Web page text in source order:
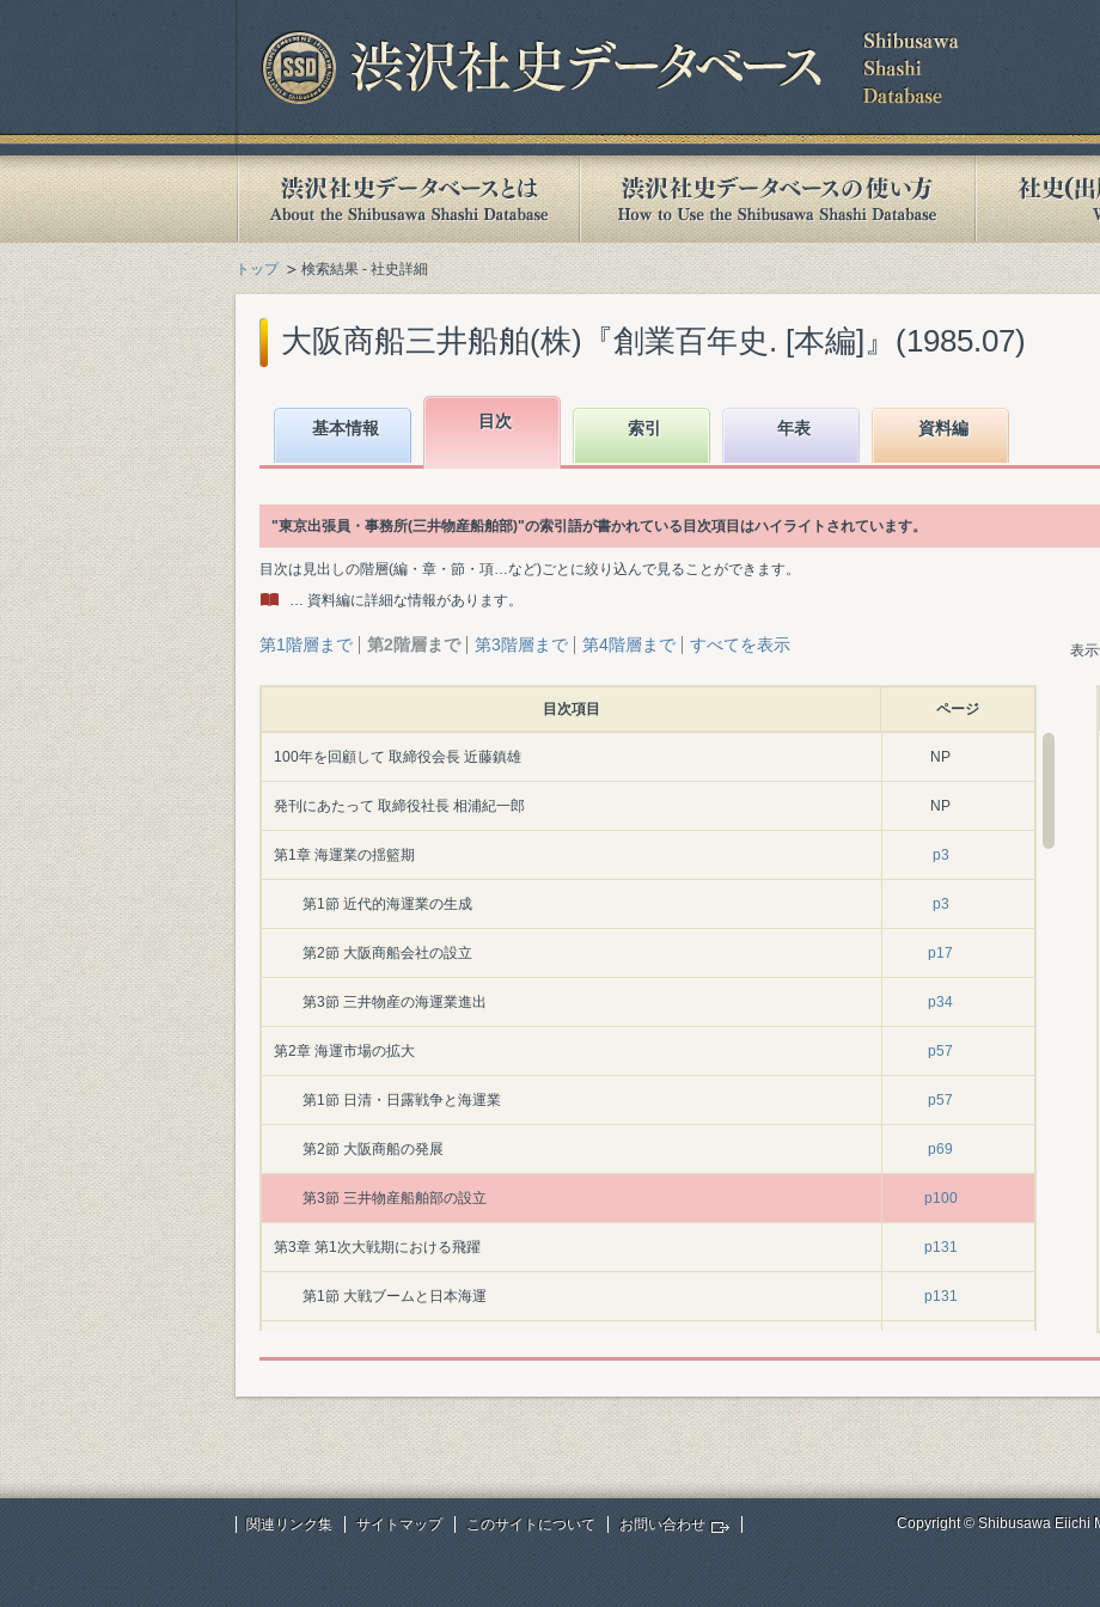
トップ 検索結果 - 社史詳細
大阪商船三井船舶(株)『創業百年史. [本編]』(1985.07)
基本情報 目次 索引 年表 資料編
"東京出張員・事務所(三井物産船舶部)"の索引語が書かれている目次項目はハイライトされています。
目次は見出しの階層(編・章・節・項…など)ごとに絞り込んで見ることができます。
… 資料編に詳細な情報があります。
第1階層まで 第2階層まで 第3階層まで 第4階層まで すべてを表示 表
目次項目 ページ
100年を回顧して 取締役会長 近藤鎮雄 NP
発刊にあたって 取締役社長 相浦紀一郎 NP
第1章 海運業の揺籃期 p3
第1節 近代的海運業の生成 p3
第2節 大阪商船会社の設立 p17
第3節 三井物産の海運業進出 p34
第2章 海運市場の拡大 p57
第1節 日清・日露戦争と海運業 p57
第2節 大阪商船の発展 p69
第3節 三井物産船舶部の設立 p100
第3章 第1次大戦期における飛躍 p131
第1節 大戦ブームと日本海運 p131
第3節 三井物産船舶部の拡充 p166
第4章 慢性不況下の海運 p189
第1節 海運不況 p189
関連リンク集 サイトマップ このサイトについて お問い合わせ Copyright © Shibusawa Eiichi